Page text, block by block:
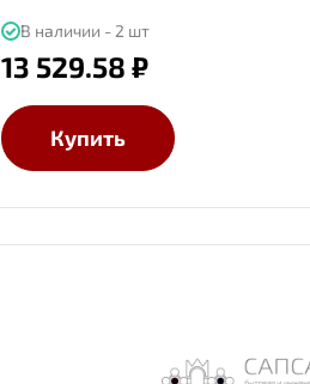
В наличии - 2 шт
13 529.58 ₽
Купить